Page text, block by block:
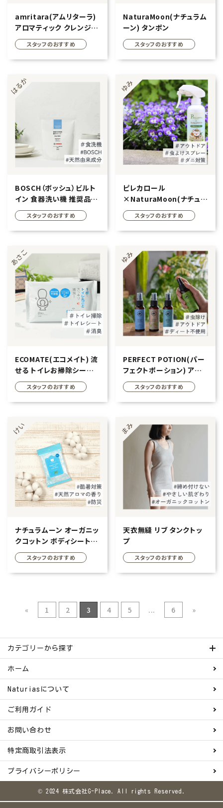
アルモニベルツ
コラム・特集
amritara(アムリターラ)
アロマティック クレンジン
グクリーム ラベンダー
150g
スタッフのおすすめ
NaturaMoon(ナチュラム
ーン) タンポン
スタッフのおすすめ
BOSCH（ボッシュ）ビルト
イン 食器洗い機 推奨品
食器洗浄機用庫内クリー
ナー 360g
スタッフのおすすめ
ピレカロール
×NaturaMoon(ナチュラ
ムーン) 天然防虫スプレー
水性 防除用医薬部外品
250ml
スタッフのおすすめ
ECOMATE(エコメイト) 流
せる トイレお掃除シート
20枚入
スタッフのおすすめ
PERFECT POTION(パー
フェクトポーション) アウト
ドアボディスプレー ハッカ
100ml
スタッフのおすすめ
ナチュラムーン オーガニッ
クコットン ボディシートシ
ート アイスミント
スタッフのおすすめ
天衣無縫 リブ タンクトッ
プ
スタッフのおすすめ
« 1 2 3 4 5 ... 6 »
カテゴリーから探す
ホーム
Naturiasについて
ご利用ガイド
お問い合わせ
特定商取引法表示
プライバシーポリシー
© 2024 株式会社G-Place. All rights Reserved.